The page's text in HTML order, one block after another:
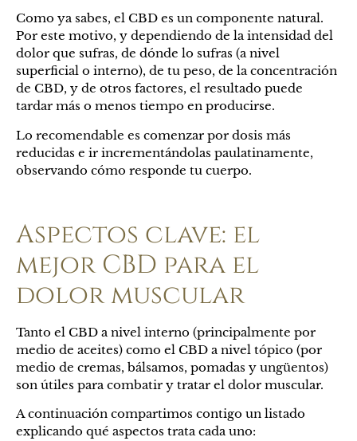
Como ya sabes, el CBD es un componente natural.
Por este motivo, y dependiendo de la intensidad del
dolor que sufras, de dónde lo sufras (a nivel
superficial o interno), de tu peso, de la concentración
de CBD, y de otros factores, el resultado puede
tardar más o menos tiempo en producirse.
Lo recomendable es comenzar por dosis más
reducidas e ir incrementándolas paulatinamente,
observando cómo responde tu cuerpo.
Aspectos clave: el
mejor CBD para el
dolor muscular
Tanto el CBD a nivel interno (principalmente por
medio de aceites) como el CBD a nivel tópico (por
medio de cremas, bálsamos, pomadas y ungüentos)
son útiles para combatir y tratar el dolor muscular.
A continuación compartimos contigo un listado
explicando qué aspectos trata cada uno: